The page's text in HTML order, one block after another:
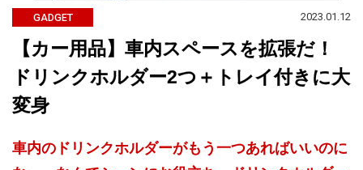
GADGET 2023.01.12
【カー用品】車内スペースを拡張だ！
ドリンクホルダー2つ＋トレイ付きに大
変身
車内のドリンクホルダーがもう一つあればいいのに